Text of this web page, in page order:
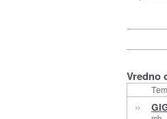
Vredno
»